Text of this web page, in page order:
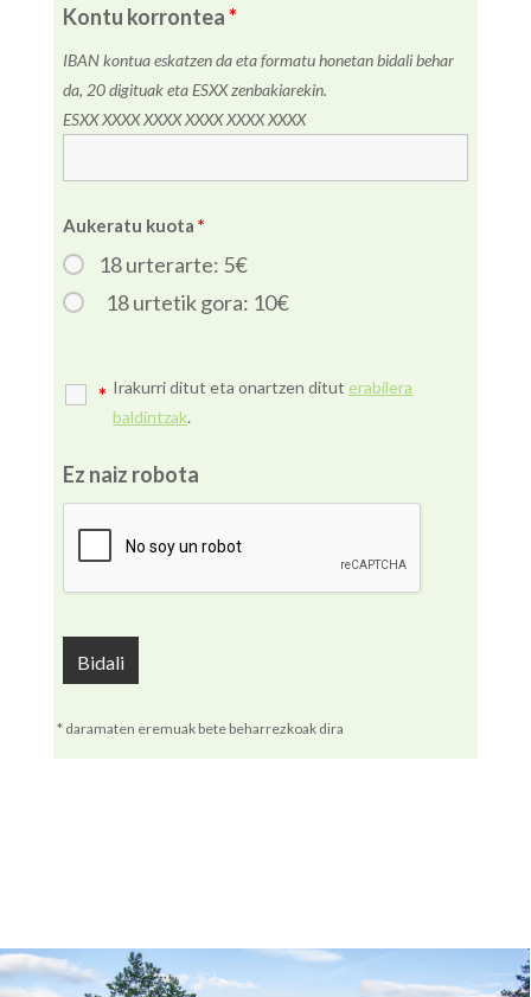
* daramaten eremuak bete beharrezkoak dira
Kontu korrontea*
IBAN kontua eskatzen da eta formatu honetan bidali behar
da, 20 digituak eta ESXX zenbakiarekin.
ESXX XXXX XXXX XXXX XXXX XXXX
Aukeratu kuota*
18 urterarte: 5€
18 urtetik gora: 10€
* Irakurri ditut eta onartzen ditut erabilera
baldintzak.
Ez naiz robota